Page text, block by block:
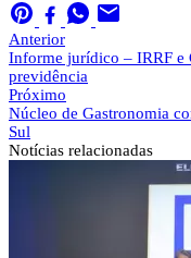
Anterior
Informe jurídico – IRRF e
previdência
Próximo
Núcleo de Gastronomia
Sul
Notícias relacionadas